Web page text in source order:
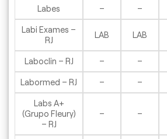
Labes – –
Labi Exames –
RJ
LAB LAB
Laboclin – RJ – –
Labormed – RJ – –
Labs A+
(Grupo Fleury)
– RJ
– –